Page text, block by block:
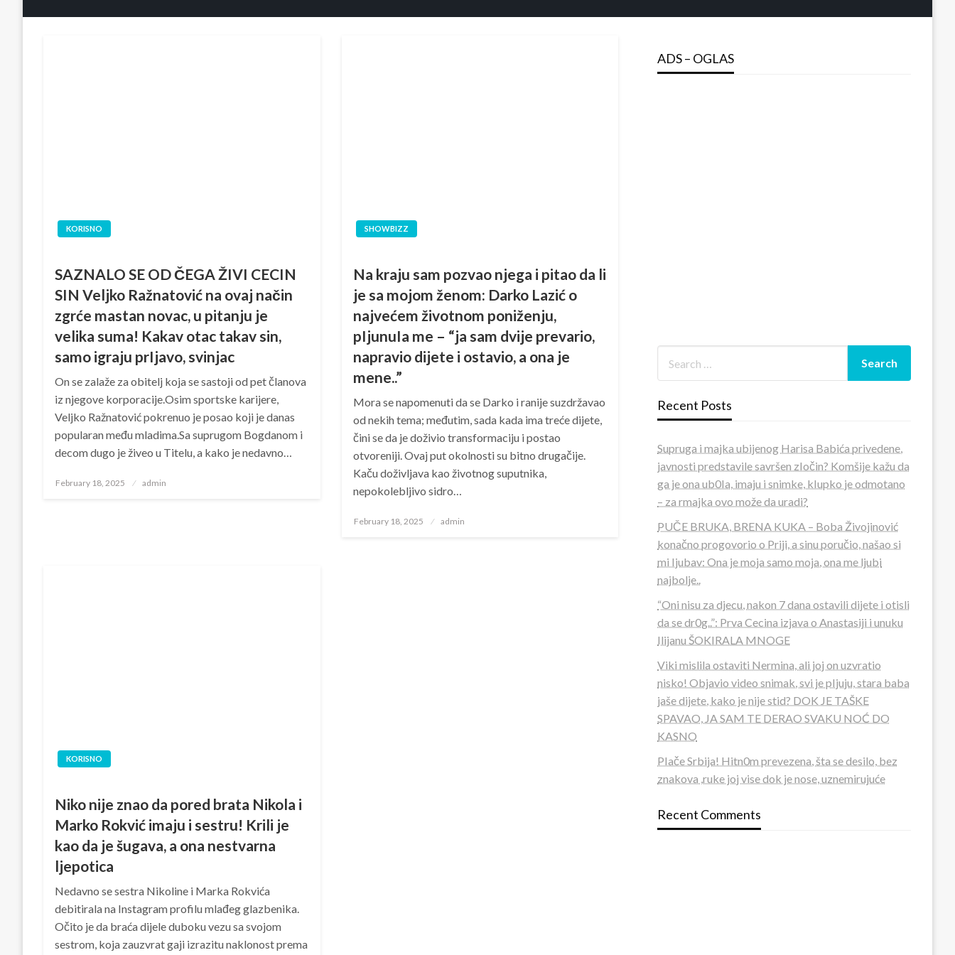
KORISNO
SAZNALO SE OD ČEGA ŽIVI CECIN
SIN Veljko Ražnatović na ovaj način
zgrće mastan novac, u pitanju je
velika suma! Kakav otac takav sin,
samo igraju prIjavo, svinjac
On se zalaže za obitelj koja se sastoji od pet članova
iz njegove korporacije.Osim sportske karijere,
Veljko Ražnatović pokrenuo je posao koji je danas
popularan među mladima.Sa suprugom Bogdanom i
decom dugo je živeo u Titelu, a kako je nedavno…
Posted
February 18, 2025 admin
SHOWBIZZ
Na kraju sam pozvao njega i pitao da li
je sa mojom ženom: Darko Lazić o
najvećem životnom poniženju,
pIjunuIa me – “ja sam dvije prevario,
napravio dijete i ostavio, a ona je
mene..”
Mora se napomenuti da se Darko i ranije suzdržavao
od nekih tema; međutim, sada kada ima treće dijete,
čini se da je doživio transformaciju i postao
otvoreniji. Ovaj put okolnosti su bitno drugačije.
Kaču doživljava kao životnog suputnika,
nepokolebljivo sidro…
Posted
February 18, 2025 admin
KORISNO
Niko nije znao da pored brata Nikola i
Marko Rokvić imaju i sestru! Krili je
kao da je šugava, a ona nestvarna
ljepotica
Nedavno se sestra Nikoline i Marka Rokvića
debitirala na Instagram profilu mlađeg glazbenika.
Očito je da braća dijele duboku vezu sa svojom
sestrom, koja zauzvrat gaji izrazitu naklonost prema
ADS – OGLAS
Recent Posts
Supruga i majka ubijenog Harisa Babića privedene,
javnosti predstavile savršen zIočin? Komšije kažu da
ga je ona ub0Ia, imaju i snimke, kIupko je odmotano
– za rmajka ovo može da uradi?
PUČE BRUKA, BRENA KUKA – Boba Živojinović
konačno progovorio o Priji, a sinu poručio, našao si
mi Ijubav: Ona je moja samo moja, ona me ljubi
najbolje..
“Oni nisu za djecu, nakon 7 dana ostavili dijete i otisli
da se dr0g..”: Prva Cecina izjava o Anastasiji i unuku
Ilijanu ŠOKIRALA MNOGE
Viki mislila ostaviti Nermina, ali joj on uzvratio
nisko! Objavio video snimak, svi je pIjuju, stara baba
jaše dijete, kako je nije stid? DOK JE TAŠKE
SPAVAO, JA SAM TE DERAO SVAKU NOĆ DO
KASNO
PIače Srbija! Hitn0m prevezena, šta se desilo, bez
znakova ,ruke joj vise dok je nose, uznemirujuće
Recent Comments